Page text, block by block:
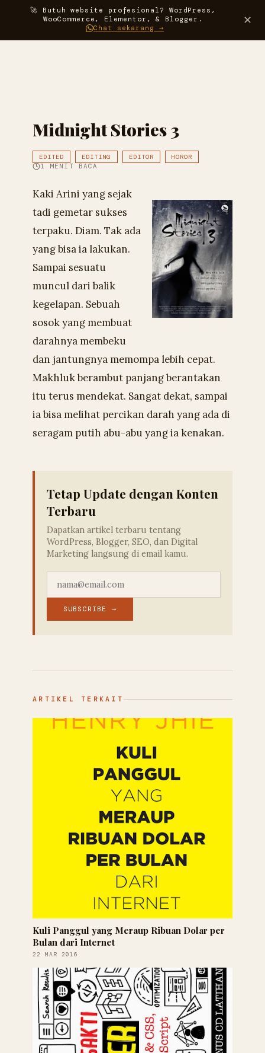
🚀 Butuh website profesional? WordPress,
WooCommerce, Elementor, & Blogger.
Chat sekarang →
✕
Darma
Midnight Stories 3
EDITED EDITING EDITOR HOROR
1 MENIT BACA
Kaki Arini yang sejak
tadi gemetar sukses
terpaku. Diam. Tak ada
yang bisa ia lakukan.
Sampai sesuatu
muncul dari balik
kegelapan. Sebuah
sosok yang membuat
darahnya membeku
dan jantungnya memompa lebih cepat.
Makhluk berambut panjang berantakan
itu terus mendekat. Sangat dekat, sampai
ia bisa melihat percikan darah yang ada di
seragam putih abu-abu yang ia kenakan.
Tetap Update dengan Konten
Terbaru
Dapatkan artikel terbaru tentang
WordPress, Blogger, SEO, dan Digital
Marketing langsung di email kamu.
SUBSCRIBE →
ARTIKEL TERKAIT
Kuli Panggul yang Meraup Ribuan Dolar per
Bulan dari Internet
22 MAR 2016